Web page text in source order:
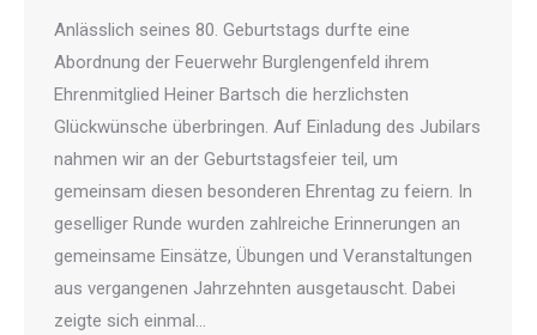
Anlässlich seines 80. Geburtstags durfte eine
Abordnung der Feuerwehr Burglengenfeld ihrem
Ehrenmitglied Heiner Bartsch die herzlichsten
Glückwünsche überbringen. Auf Einladung des Jubilars
nahmen wir an der Geburtstagsfeier teil, um
gemeinsam diesen besonderen Ehrentag zu feiern. In
geselliger Runde wurden zahlreiche Erinnerungen an
gemeinsame Einsätze, Übungen und Veranstaltungen
aus vergangenen Jahrzehnten ausgetauscht. Dabei
zeigte sich einmal…